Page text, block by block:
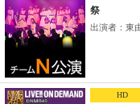
祭
出演者：東
HD